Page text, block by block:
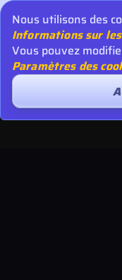
Nous utilisons des
Informations sur
Vous pouvez
Paramètres des